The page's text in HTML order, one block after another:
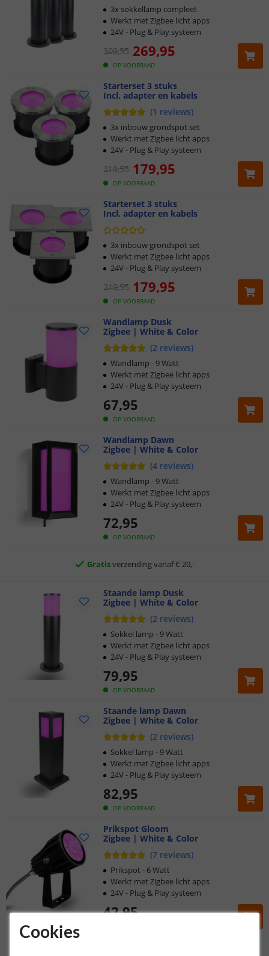
OP VOORRAAD
300,55 269,95
3x sokkellamp compleet
Werkt met Zigbee licht apps
24V - Plug & Play systeem
Starterset 3 stuks
Incl. adapter en kabels
(1 reviews)
OP VOORRAAD
210,55 179,95
3x inbouw grondspot set
Werkt met Zigbee licht apps
24V - Plug & Play systeem
Starterset 3 stuks
Incl. adapter en kabels
OP VOORRAAD
210,55 179,95
3x inbouw grondspot set
Werkt met Zigbee licht apps
24V - Plug & Play systeem
Wandlamp Dusk
Zigbee | White & Color
(2 reviews)
OP VOORRAAD
67,95
Wandlamp - 9 Watt
Werkt met Zigbee licht apps
24V - Plug & Play systeem
Wandlamp Dawn
Zigbee | White & Color
(4 reviews)
OP VOORRAAD
72,95
Wandlamp - 9 Watt
Werkt met Zigbee licht apps
24V - Plug & Play systeem
Klantbeoordeling 9.1
Voor 23:45 uur besteld,morgen in huis
2 jaar garantie
Voor 23:45 uur besteld,morgen in huis
Staande lamp Dusk
Zigbee | White & Color
(2 reviews)
OP VOORRAAD
79,95
Sokkel lamp - 9 Watt
Werkt met Zigbee licht apps
24V - Plug & Play systeem
Staande lamp Dawn
Zigbee | White & Color
(2 reviews)
OP VOORRAAD
82,95
Sokkel lamp - 9 Watt
Werkt met Zigbee licht apps
24V - Plug & Play systeem
Prikspot Gloom
Zigbee | White & Color
(7 reviews)
42,95
Prikspot - 6 Watt
Werkt met Zigbee licht apps
24V - Plug & Play systeem
Cookies